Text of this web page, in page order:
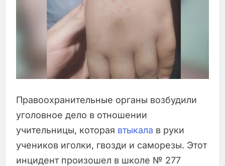
Правоохранительные органы возбудили
уголовное дело в отношении
учительницы, которая втыкала в руки
учеников иголки, гвозди и саморезы. Этот
инцидент произошел в школе № 277